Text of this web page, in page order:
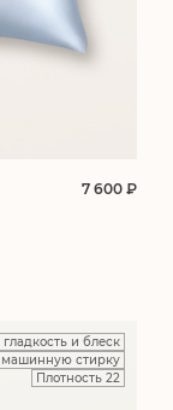
7 600 ₽
и блеск
стирку
Плотность 22